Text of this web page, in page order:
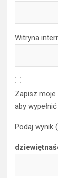
Witryna
Zapisz moje
aby
Podaj wynik